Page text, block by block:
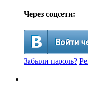
Через соцсети:
Забыли пароль?